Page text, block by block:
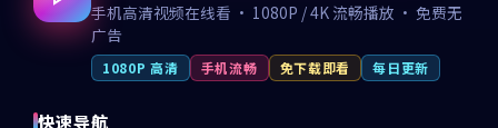
手机高清视频在线看 · 1080P / 4K 流畅播放 · 免费无
广告
1080P 高清 手机流畅 免下载即看 每日更新
快速导航